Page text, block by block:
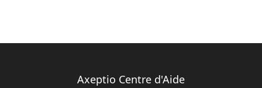
Axeptio Centre d'Aide